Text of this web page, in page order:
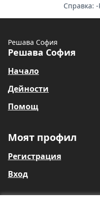
Справка: -
Решава София
Решава София
Начало
Дейности
Помощ
Моят профил
Регистрация
Вход